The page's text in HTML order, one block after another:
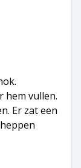
hem vullen.
Er zat een